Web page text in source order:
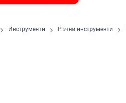
Инструменти Ръчни инструменти